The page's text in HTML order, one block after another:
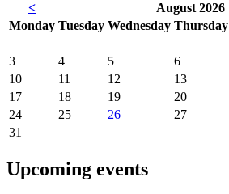
< August 2026
Monday Tuesday Wednesday Thursday
3
4 5 6
10
11 12 13
17
18 19 20
24
25 26 27
31
Upcoming events